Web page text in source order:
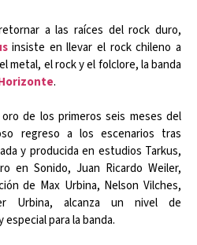
a las raíces del rock duro,
insiste en llevar el rock chileno a
metal, el rock y el folclore, la banda
.
de los primeros seis meses del
regreso a los escenarios tras
y producida en estudios Tarkus,
en Sonido, Juan Ricardo Weiler,
de Max Urbina, Nelson Vilches,
Urbina, alcanza un nivel de
para la banda.